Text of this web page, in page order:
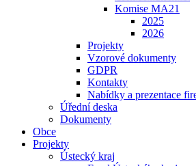
Komise MA21
2025
2026
Projekty
Vzorové dokumenty
GDPR
Kontakty
Nabídky a prezentace
Úřední deska
Dokumenty
Obce
Projekty
Ústecký kraj